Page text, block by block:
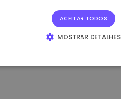
ACEITAR TODOS
MOSTRAR DETALHES